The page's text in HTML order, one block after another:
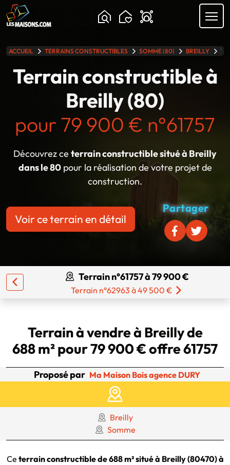
Chargement...
ACCUEIL TERRAINS CONSTRUCTIBLES SOMME (80) BREILLY
Terrain constructible à
Breilly (80)
pour 79 900 € n°61757
Découvrez ce terrain constructible situé à Breilly
dans le 80pour la réalisation de votre projet de
construction.
Voir ce terrain en détail
Partager
Terrain n°61757 à 79 900 €
Terrain n°62963 à 49 500 €
Terrain à vendre à Breilly de
688 m² pour 79 900 € offre 61757
Proposé par Ma Maison Bois agence DURY
Breilly
Somme
Ce terrain constructible de 688 m² situé à Breilly (80470) à